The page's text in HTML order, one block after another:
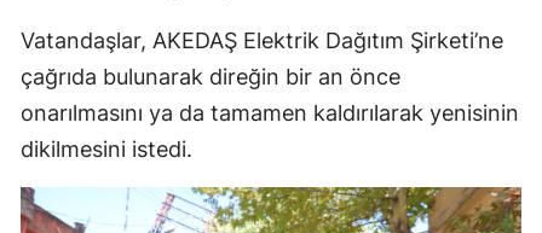
Vatandaşlar, AKEDAŞ Elektrik Dağıtım Şirketi’ne
çağrıda bulunarak direğin bir an önce
onarılmasını ya da tamamen kaldırılarak yenisinin
dikilmesini istedi.